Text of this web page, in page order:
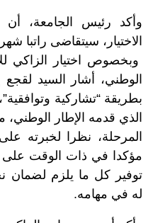
وأكد رئيس الجامعة، أن
الاختيار، سيتقاضى راتبا شهريا قدره
وبخصوص اختيار الزاكي
الوطني، أشار السيد لقجع
بطريقة “تشاركية
الذي قدمه الإطار
المرحلة، نظرا لخبرته
مؤكدا في ذات الوقت على
توفير كل ما يلزم لضمان
له في مهامه.